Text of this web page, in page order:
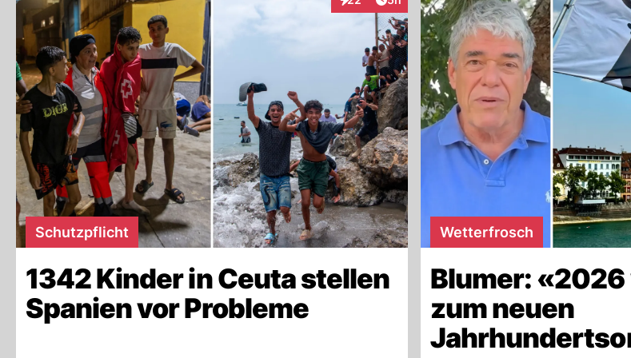
Interaktionen
Schutzpflicht
1342 Kinder in Ceuta stellen
Spanien vor Probleme
Wetterfrosch
Blumer:
zum neuen